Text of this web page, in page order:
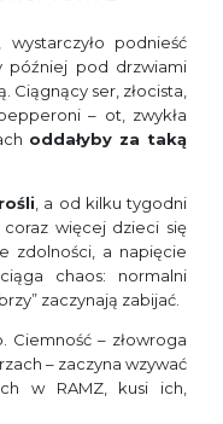
podnieść
później pod drzwiami
Ciągnący ser, złocista,
– ot, zwykła
oddałyby za taką
, a od kilku tygodni
więcej dzieci się
zdolności, a napięcie
chaos: normalni
zaczynają zabijać.
Ciemność – złowroga
– zaczyna wzywać
w RAMZ, kusi ich,